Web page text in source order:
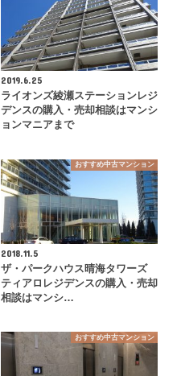
2019.6.25
ライオンズ綾瀬ステーションレジ
デンスの購入・売却相談はマンシ
ョンマニアまで
おすすめ中古マンション
2018.11.5
ザ・パークハウス晴海タワーズ
ティアロレジデンスの購入・売却
相談はマンシ…
おすすめ中古マンション